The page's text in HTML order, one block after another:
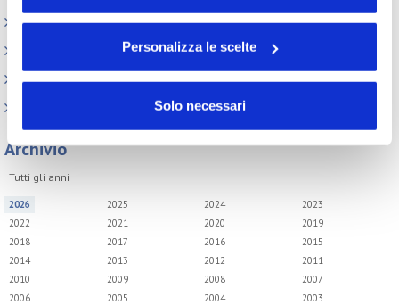
volontà in relazione a ciascuna categoria di cookie del
Personalizza le scelte
Solo necessari
Memorandum of Understanding
Corsi di formazione
Contatti utili
Archivio
Tutti gli anni
2026 2025 2024
2023
2022
2021 2020
2019
2018
2017 2016
2015
2014
2013 2012
2011
2010
2009 2008
2007
2006
2005 2004
2003